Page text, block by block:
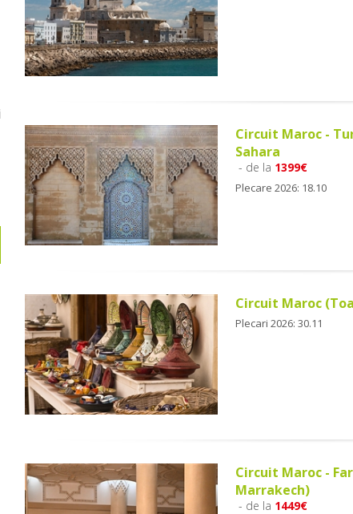
Circuit Maroc -
Sahara
- de la 1399€
Plecare 2026: 18.10
Circuit Maroc
Plecari 2026: 30.11
Circuit Maroc -
Marrakech)
- de la 1449€